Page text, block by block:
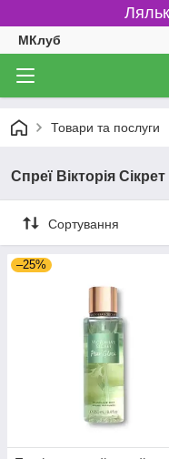
МКлуб
Товари та послуги
Спреї Вікторія Сікрет
Сортування
–25%